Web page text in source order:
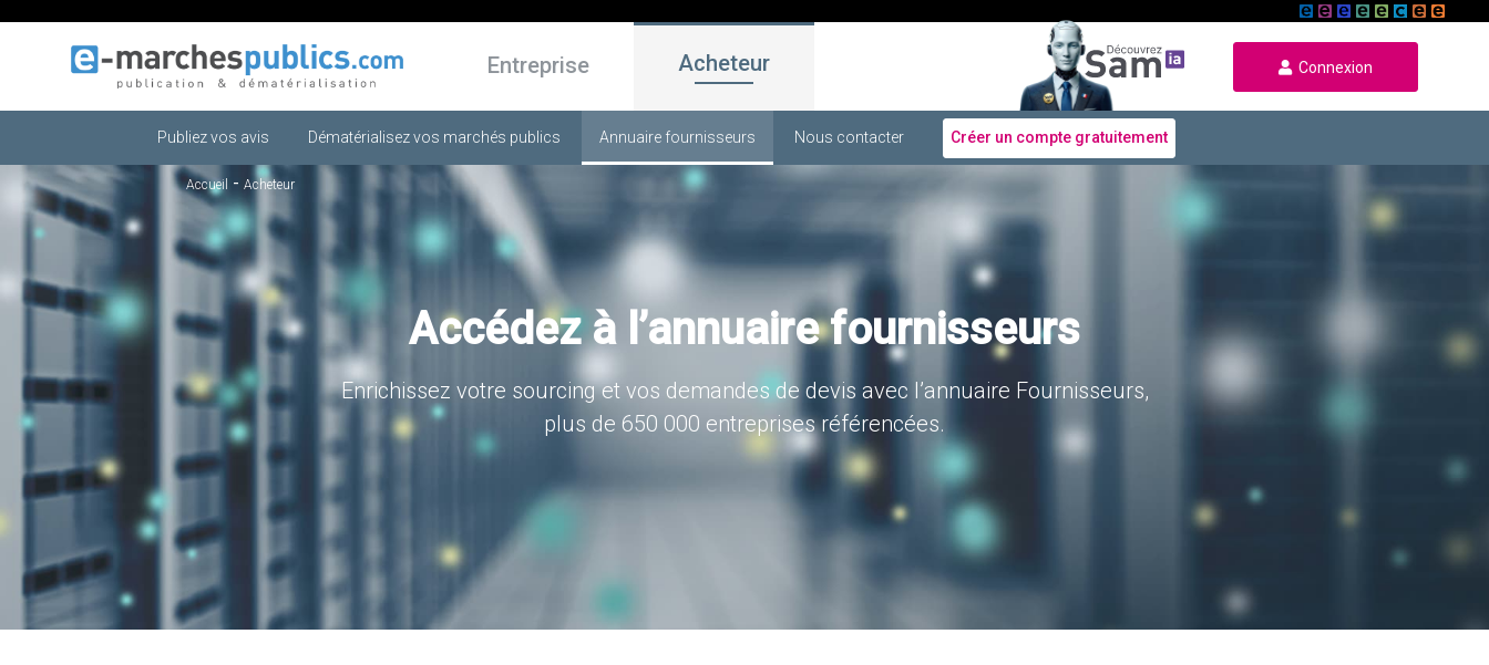
Entreprise Acheteur Connexion
Publiez vos avis Dématérialisez vos marchés publics Annuaire fournisseurs Nous contacter Créer un compte gratuitement
Accueil - Acheteur
Accédez à l’annuaire fournisseurs
Enrichissez votre sourcing et vos demandes de devis avec l’annuaire Fournisseurs,
plus de 650 000 entreprises référencées.